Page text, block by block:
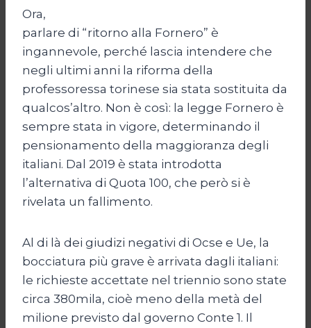
Ora,
parlare di “ritorno alla Fornero” è
ingannevole, perché lascia intendere che
negli ultimi anni la riforma della
professoressa torinese sia stata sostituita da
qualcos’altro. Non è così: la legge Fornero è
sempre stata in vigore, determinando il
pensionamento della maggioranza degli
italiani. Dal 2019 è stata introdotta
l’alternativa di Quota 100, che però si è
rivelata un fallimento.
Al di là dei giudizi negativi di Ocse e Ue, la
bocciatura più grave è arrivata dagli italiani:
le richieste accettate nel triennio sono state
circa 380mila, cioè meno della metà del
milione previsto dal governo Conte 1. Il